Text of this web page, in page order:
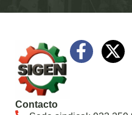
Contacto